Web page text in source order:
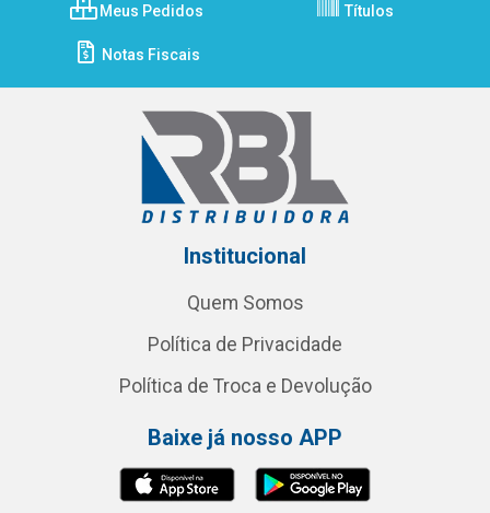
Meus Pedidos Títulos
Notas Fiscais
Institucional
Quem Somos
Política de Privacidade
Política de Troca e Devolução
Baixe já nosso APP